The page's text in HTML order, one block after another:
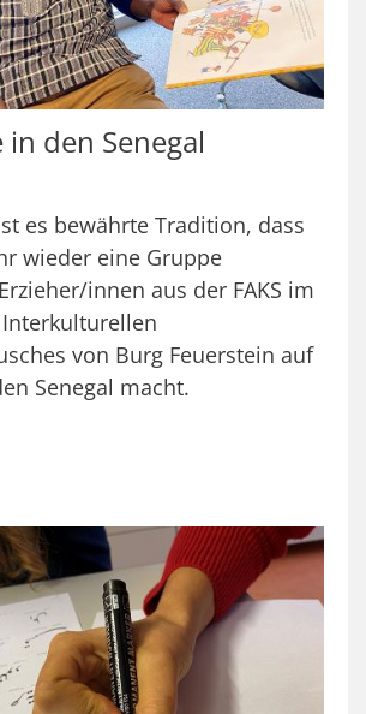
in den Senegal
es bewährte Tradition, dass
wieder eine Gruppe
innen aus der FAKS im
von Burg Feuerstein auf
Senegal macht.